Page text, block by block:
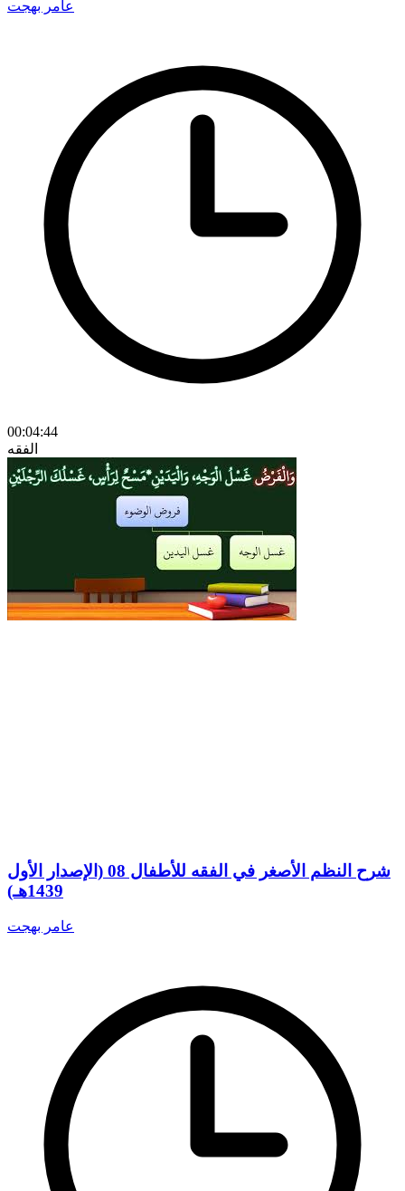
عامر بهجت
00:04:44
الفقه
شرح النظم الأصغر في الفقه للأطفال 08 (الإصدار الأول
1439هـ)
عامر بهجت